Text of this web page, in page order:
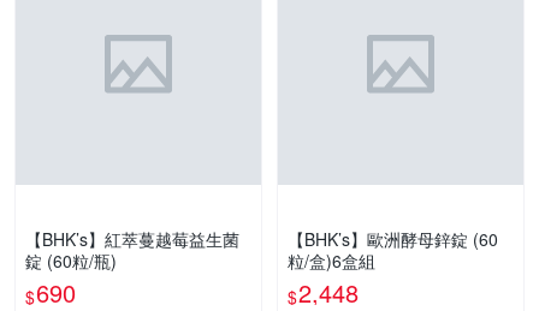
【BHK’s】紅萃蔓越莓益生菌
錠 (60粒/瓶)
$690
【BHK’s】歐洲酵母鋅錠 (60
粒/盒)6盒組
$2,448